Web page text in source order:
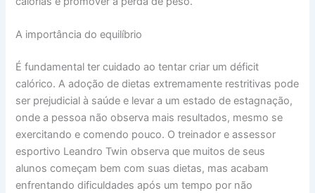
A importância do equilíbrio
É fundamental ter cuidado ao tentar criar um déficit
calórico. A adoção de dietas extremamente restritivas pode
ser prejudicial à saúde e levar a um estado de estagnação,
onde a pessoa não observa mais resultados, mesmo se
exercitando e comendo pouco. O treinador e assessor
esportivo Leandro Twin observa que muitos de seus
alunos começam bem com suas dietas, mas acabam
enfrentando dificuldades após um tempo por não